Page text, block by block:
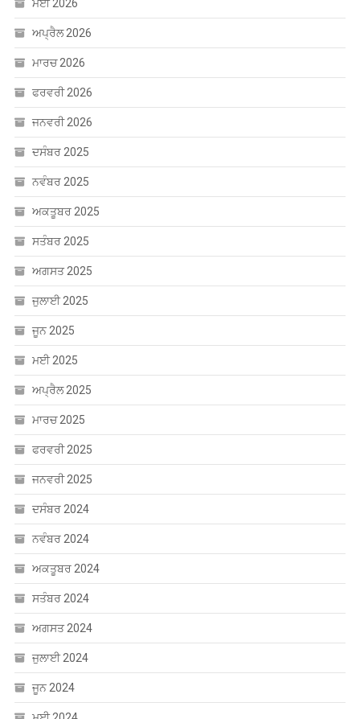
ਅਪ੍ਰੈਲ 2026
ਮਾਰਚ 2026
ਫਰਵਰੀ 2026
ਜਨਵਰੀ 2026
ਦਸੰਬਰ 2025
ਨਵੰਬਰ 2025
ਅਕਤੂਬਰ 2025
ਸਤੰਬਰ 2025
ਅਗਸਤ 2025
ਜੁਲਾਈ 2025
ਜੂਨ 2025
ਮਈ 2025
ਅਪ੍ਰੈਲ 2025
ਮਾਰਚ 2025
ਫਰਵਰੀ 2025
ਜਨਵਰੀ 2025
ਦਸੰਬਰ 2024
ਨਵੰਬਰ 2024
ਅਕਤੂਬਰ 2024
ਸਤੰਬਰ 2024
ਅਗਸਤ 2024
ਜੁਲਾਈ 2024
ਜੂਨ 2024
ਮਈ 2024